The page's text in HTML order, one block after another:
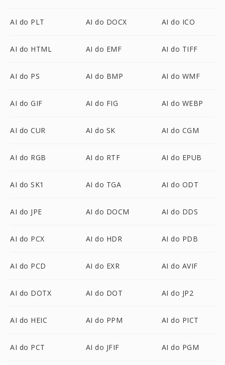
AI do PLT AI do DOCX AI do ICO
AI do HTML AI do EMF AI do TIFF
AI do PS AI do BMP AI do WMF
AI do GIF AI do FIG AI do WEBP
AI do CUR AI do SK AI do CGM
AI do RGB AI do RTF AI do EPUB
AI do SK1 AI do TGA AI do ODT
AI do JPE AI do DOCM AI do DDS
AI do PCX AI do HDR AI do PDB
AI do PCD AI do EXR AI do AVIF
AI do DOTX AI do DOT AI do JP2
AI do HEIC AI do PPM AI do PICT
AI do PCT AI do JFIF AI do PGM